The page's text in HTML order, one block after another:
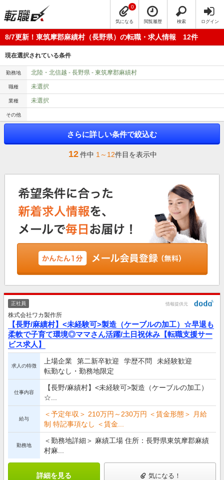
気になる
0
閲覧履歴 検索 ログイン
8/7更新！東筑摩郡麻績村（長野県）の転職・求人情報 12件
現在選択されている条件
勤務地 北陸・北信越 - 長野県 - 東筑摩郡麻績村
職種 未選択
業種 未選択
その他
さらに詳しい条件で絞込む
12件中 1～12件目を表示中
正社員 情報提供元
株式会社ワカ製作所
【長野/麻績村】<未経験可>製造（ケーブルの加工）☆早退も
柔軟で子育て環境◎ママさん活躍/土日祝休み【転職支援サー
ビス求人】
求人の特徴
上場企業 第二新卒歓迎 学歴不問
未経験歓迎
転勤なし・勤務地限定
仕事内容
【長野/麻績村】<未経験可>製造（ケーブルの加工）
☆...
給与
＜予定年収＞ 210万円～230万円 ＜賃金形態＞ 月給
制 特記事項なし ＜賃金...
勤務地
＜勤務地詳細＞ 麻績工場 住所：長野県東筑摩郡麻績
村麻...
詳細を見る 気になる！